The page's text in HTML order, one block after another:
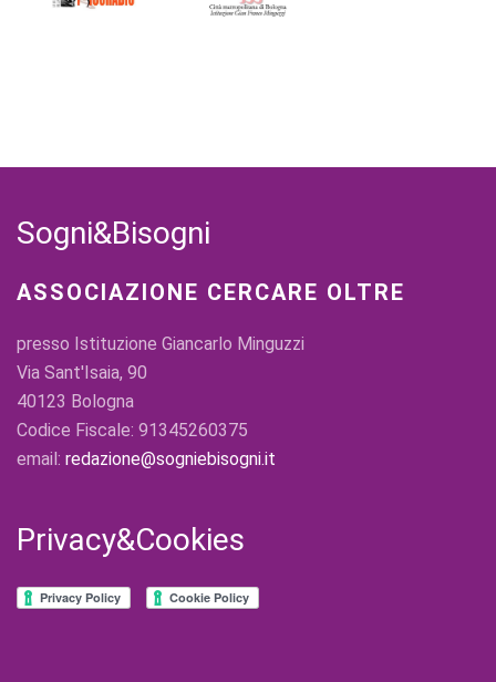
Sogni&Bisogni
ASSOCIAZIONE CERCARE OLTRE
presso Istituzione Giancarlo Minguzzi
Via Sant'Isaia, 90
40123 Bologna
Codice Fiscale: 91345260375
email: redazione@sogniebisogni.it
Privacy&Cookies